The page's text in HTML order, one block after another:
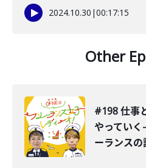
2024.10.30 |00:17:15
Other
#198 仕事
やってい
ーランスの